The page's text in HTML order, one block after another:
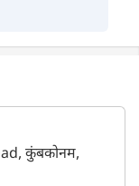
कुंबकोनम,